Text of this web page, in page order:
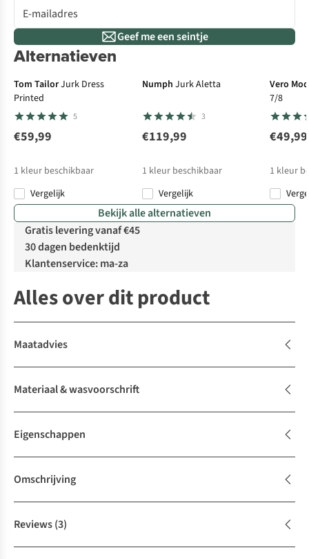
Geef me een seintje
Alternatieven
Tom TailorJurk Dress
Printed
5
€59,99
1 kleur beschikbaar
Vergelijk
Numph Jurk Aletta
3
€119,99
1 kleur beschikbaar
Vergelijk
Vero
7/8
€49,99
1 kleur
Bekijk alle alternatieven
Gratis levering vanaf €45
30 dagen bedenktijd
Klantenservice: ma-za
Alles over dit product
Maatadvies
Materiaal & wasvoorschrift
Eigenschappen
Omschrijving
Reviews(3)